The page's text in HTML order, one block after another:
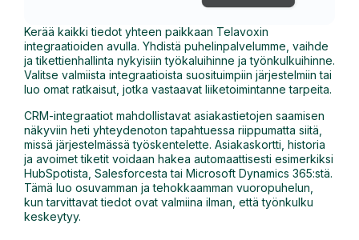
Kerää kaikki tiedot yhteen paikkaan Telavoxin
integraatioiden avulla. Yhdistä puhelinpalvelumme, vaihde
ja tikettienhallinta nykyisiin työkaluihinne ja työnkulkuihinne.
Valitse valmiista integraatioista suosituimpiin järjestelmiin tai
luo omat ratkaisut, jotka vastaavat liiketoimintanne tarpeita.
CRM-integraatiot mahdollistavat asiakastietojen saamisen
näkyviin heti yhteydenoton tapahtuessa riippumatta siitä,
missä järjestelmässä työskentelette. Asiakaskortti, historia
ja avoimet tiketit voidaan hakea automaattisesti esimerkiksi
HubSpotista, Salesforcesta tai Microsoft Dynamics 365:stä.
Tämä luo osuvamman ja tehokkaamman vuoropuhelun,
kun tarvittavat tiedot ovat valmiina ilman, että työnkulku
keskeytyy.